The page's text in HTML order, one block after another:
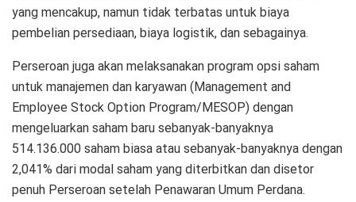
yang mencakup, namun tidak terbatas untuk biaya
pembelian persediaan, biaya logistik, dan sebagainya.
Perseroan juga akan melaksanakan program opsi saham
untuk manajemen dan karyawan (Management and
Employee Stock Option Program/MESOP) dengan
mengeluarkan saham baru sebanyak-banyaknya
514.136.000 saham biasa atau sebanyak-banyaknya dengan
2,041% dari modal saham yang diterbitkan dan disetor
penuh Perseroan setelah Penawaran Umum Perdana.